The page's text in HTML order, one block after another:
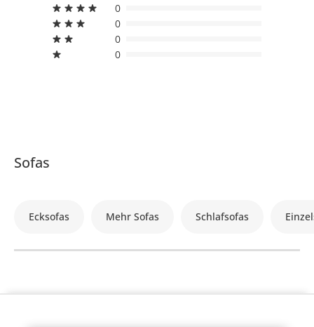
0
0
0
0
Sofas
Ecksofas Mehr Sofas Schlafsofas